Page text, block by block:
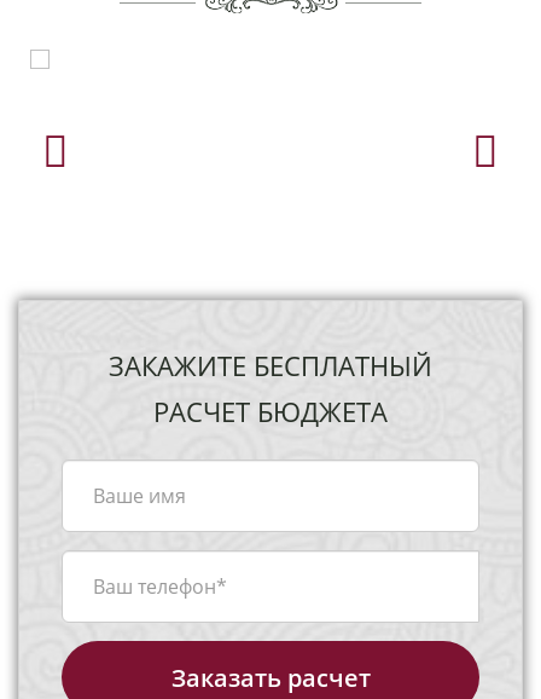
ЗАКАЖИТЕ БЕСПЛАТНЫЙ
РАСЧЕТ БЮДЖЕТА
Заказать расчет